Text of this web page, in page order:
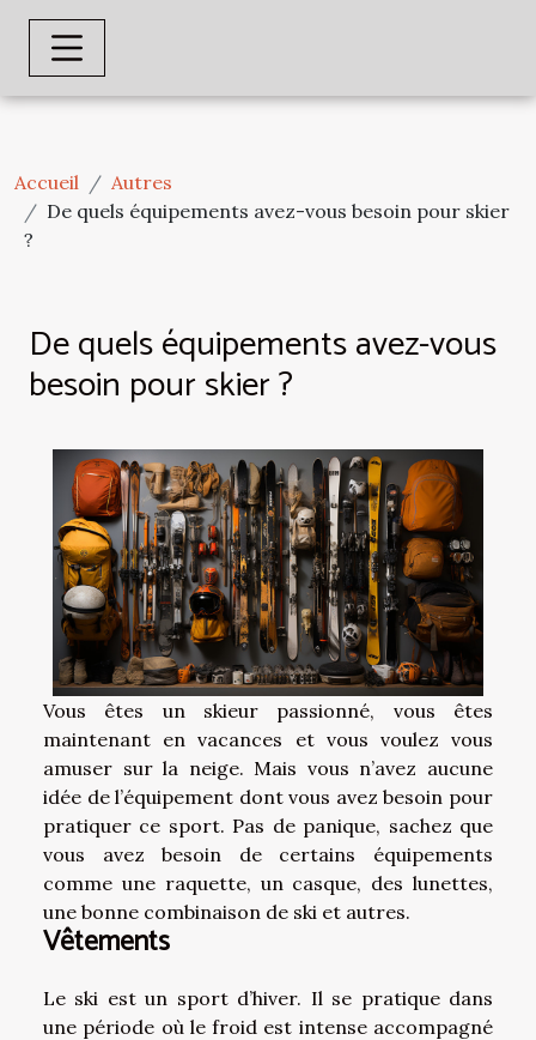
Accueil
Autres
De quels équipements avez-vous besoin pour skier
?
De quels équipements avez-vous
besoin pour skier ?
Vous êtes un skieur passionné, vous êtes
maintenant en vacances et vous voulez vous
amuser sur la neige. Mais vous n’avez aucune
idée de l’équipement dont vous avez besoin pour
pratiquer ce sport. Pas de panique, sachez que
vous avez besoin de certains équipements
comme une raquette, un casque, des lunettes,
une bonne combinaison de ski et autres.
Vêtements
Le ski est un sport d’hiver. Il se pratique dans
une période où le froid est intense accompagné